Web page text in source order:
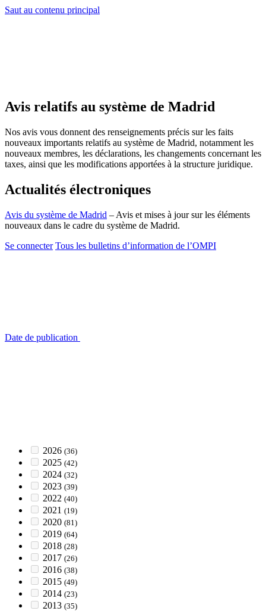
Saut au contenu principal
Avis relatifs au système de Madrid
Nos avis vous donnent des renseignements précis sur les faits
nouveaux importants relatifs au système de Madrid, notamment les
nouveaux membres, les déclarations, les changements concernant les
taxes, ainsi que les modifications apportées à la structure juridique.
Actualités électroniques
Avis du système de Madrid – Avis et mises à jour sur les éléments
nouveaux dans le cadre du système de Madrid.
Se connecter Tous les bulletins d’information de l’OMPI
Date de publication
2026 (36)
2025 (42)
2024 (32)
2023 (39)
2022 (40)
2021 (19)
2020 (81)
2019 (64)
2018 (28)
2017 (26)
2016 (38)
2015 (49)
2014 (23)
2013 (35)